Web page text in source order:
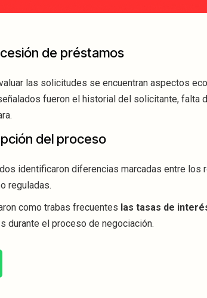
de préstamos
las solicitudes se encuentran aspectos
fueron el historial del solicitante, falta
del proceso
identificaron diferencias marcadas entre
reguladas.
como trabas frecuentes las tasas de
durante el proceso de negociación.